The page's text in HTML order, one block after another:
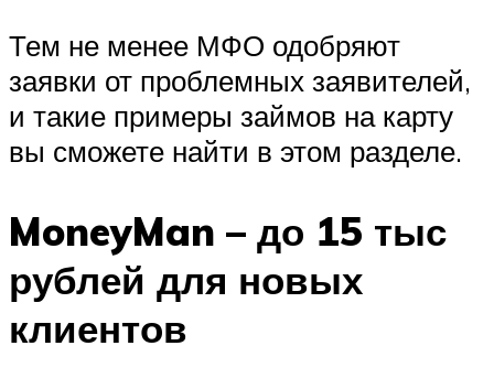
Тем не менее МФО одобряют
заявки от проблемных заявителей,
и такие примеры займов на карту
вы сможете найти в этом разделе.
MoneyMan – до 15 тыс
рублей для новых
клиентов